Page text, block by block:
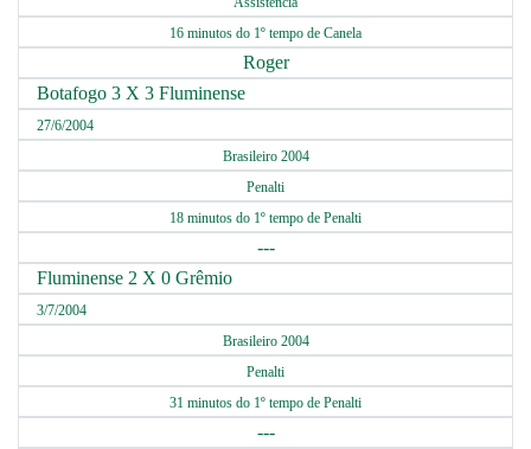
16 minutos do 1º tempo de Canela
Roger
Botafogo 3 X 3 Fluminense
27/6/2004
Brasileiro 2004
Penalti
18 minutos do 1º tempo de Penalti
---
Fluminense 2 X 0 Grêmio
3/7/2004
Brasileiro 2004
Penalti
31 minutos do 1º tempo de Penalti
---